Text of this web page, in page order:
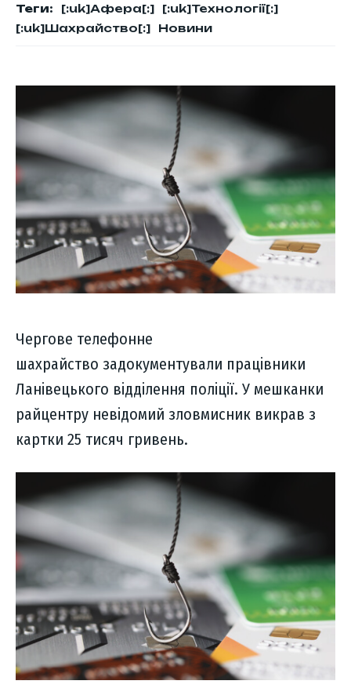
Теги: [:uk]Афера[:]
[:uk]Технології[:]
[:uk]Шахрайство[:]
Новини
Чергове телефонне
шахрайство задокументували працівники
Ланівецького відділення поліції. У мешканки
райцентру невідомий зловмисник викрав з
картки 25 тисяч гривень.